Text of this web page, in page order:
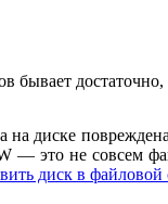
бывает
диске
— это не совсем
диск в файловой